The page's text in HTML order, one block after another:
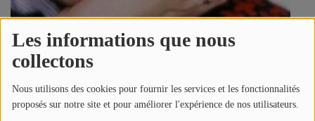
Les informations que nous
collectons
Nous utilisons des cookies pour fournir les services et les fonctionnalités
proposés sur notre site et pour améliorer l'expérience de nos utilisateurs.
4938 vues